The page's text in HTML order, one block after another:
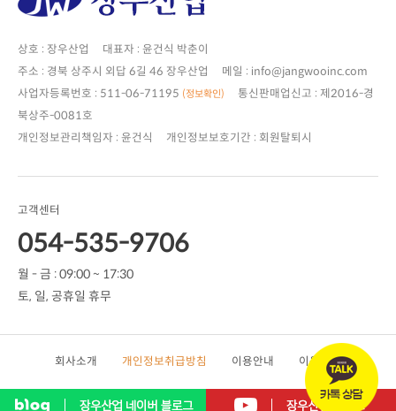
상호 : 장우산업 대표자 : 윤건식 박춘이
주소 : 경북 상주시 외답 6길 46 장우산업 메일 : info@jangwooinc.com
사업자등록번호 : 511-06-71195 (정보확인)
북상주-0081호
개인정보관리책임자 : 윤건식 개인정보보호기간 : 회원탈퇴시
고객센터
054-535-9706
월 - 금 : 09:00 ~ 17:30
토, 일, 공휴일 휴무
회사소개 개인정보취급방침 이용안내 이용약관